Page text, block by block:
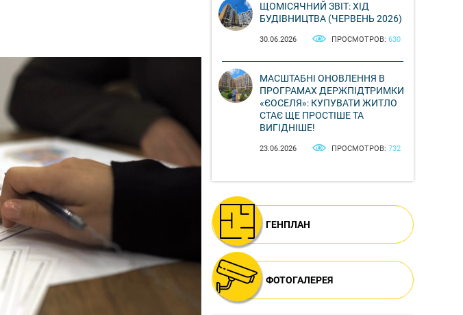
ЩОМІСЯЧНИЙ ЗВІТ: ХІД
БУДІВНИЦТВА (ЧЕРВЕНЬ 2026)
30.06.2026 ПРОСМОТРОВ: 630
МАСШТАБНІ ОНОВЛЕННЯ В
ПРОГРАМАХ ДЕРЖПІДТРИМКИ
«ЄОСЕЛЯ»: КУПУВАТИ ЖИТЛО
СТАЄ ЩЕ ПРОСТІШЕ ТА
ВИГІДНІШЕ!
23.06.2026 ПРОСМОТРОВ: 732
ГЕНПЛАН
ФОТОГАЛЕРЕЯ